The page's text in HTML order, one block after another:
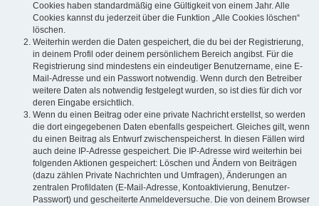
Cookies haben standardmäßig eine Gültigkeit von einem Jahr. Alle
Cookies kannst du jederzeit über die Funktion „Alle Cookies löschen“
löschen.
Weiterhin werden die Daten gespeichert, die du bei der Registrierung,
in deinem Profil oder deinem persönlichem Bereich angibst. Für die
Registrierung sind mindestens ein eindeutiger Benutzername, eine E-
Mail-Adresse und ein Passwort notwendig. Wenn durch den Betreiber
weitere Daten als notwendig festgelegt wurden, so ist dies für dich vor
deren Eingabe ersichtlich.
Wenn du einen Beitrag oder eine private Nachricht erstellst, so werden
die dort eingegebenen Daten ebenfalls gespeichert. Gleiches gilt, wenn
du einen Beitrag als Entwurf zwischenspeicherst. In diesen Fällen wird
auch deine IP-Adresse gespeichert. Die IP-Adresse wird weiterhin bei
folgenden Aktionen gespeichert: Löschen und Ändern von Beiträgen
(dazu zählen Private Nachrichten und Umfragen), Änderungen an
zentralen Profildaten (E-Mail-Adresse, Kontoaktivierung, Benutzer-
Passwort) und gescheiterte Anmeldeversuche. Die von deinem Browser